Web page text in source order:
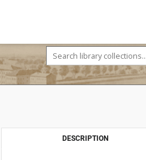
DESCRIPTION